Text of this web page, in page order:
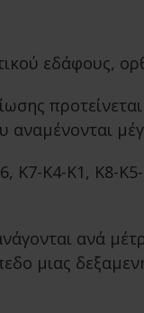
εδάφους,
αναμένονται
Κ7-Κ4-Κ1, Κ8-
ανά
μιας